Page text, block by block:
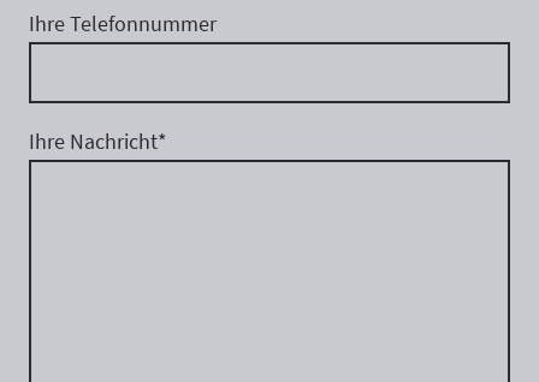
Ihre Telefonnummer
Ihre Nachricht*